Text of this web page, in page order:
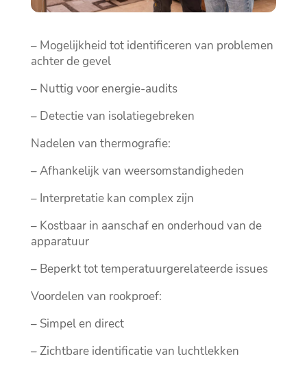
– Mogelijkheid tot identificeren van problemen
achter de gevel
– Nuttig voor energie-audits
– Detectie van isolatiegebreken
Nadelen van thermografie:
– Afhankelijk van weersomstandigheden
– Interpretatie kan complex zijn
– Kostbaar in aanschaf en onderhoud van de
apparatuur
– Beperkt tot temperatuurgerelateerde issues
Voordelen van rookproef:
– Simpel en direct
– Zichtbare identificatie van luchtlekken